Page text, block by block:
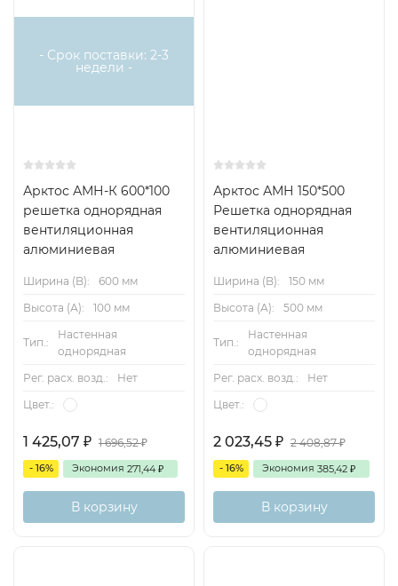
- Срок поставки: 2-3
недели -
Арктос АМН-К 600*100
решетка однорядная
вентиляционная
алюминиевая
Ширина (B):
600 мм
Высота (А):
100 мм
Тип.:
Настенная
однорядная
Рег. расх. возд.:
Нет
Цвет.:
1 425,07 ₽ 1 696,52₽
- 16% Экономия 271,44 ₽
В корзину
Арктос АМН 150*500
Решетка однорядная
вентиляционная
алюминиевая
Ширина (B):
150 мм
Высота (А):
500 мм
Тип.:
Настенная
однорядная
Рег. расх. возд.:
Нет
Цвет.:
2 023,45 ₽ 2 408,87₽
- 16% Экономия 385,42 ₽
В корзину